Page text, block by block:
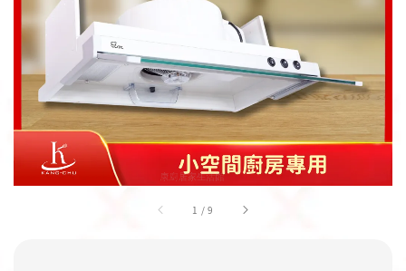
1 /9